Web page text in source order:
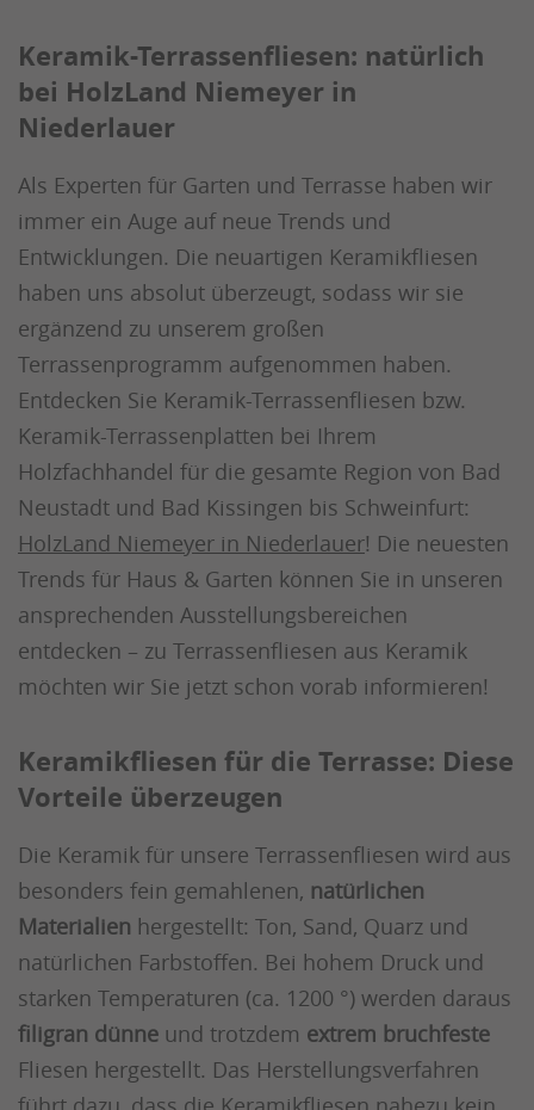
Keramik-Terrassenfliesen: natürlich
bei HolzLand Niemeyer in
Niederlauer
Als Experten für Garten und Terrasse haben wir
immer ein Auge auf neue Trends und
Entwicklungen. Die neuartigen Keramikfliesen
haben uns absolut überzeugt, sodass wir sie
ergänzend zu unserem großen
Terrassenprogramm aufgenommen haben.
Entdecken Sie Keramik-Terrassenfliesen bzw.
Keramik-Terrassenplatten bei Ihrem
Holzfachhandel für die gesamte Region von Bad
Neustadt und Bad Kissingen bis Schweinfurt:
HolzLand Niemeyer in Niederlauer! Die neuesten
Trends für Haus & Garten können Sie in unseren
ansprechenden Ausstellungsbereichen
entdecken – zu Terrassenfliesen aus Keramik
möchten wir Sie jetzt schon vorab informieren!
Keramikfliesen für die Terrasse: Diese
Vorteile überzeugen
Die Keramik für unsere Terrassenfliesen wird aus
besonders fein gemahlenen, natürlichen
Materialien hergestellt: Ton, Sand, Quarz und
natürlichen Farbstoffen. Bei hohem Druck und
starken Temperaturen (ca. 1200 °) werden daraus
filigran dünne und trotzdem extrem bruchfeste
Fliesen hergestellt. Das Herstellungsverfahren